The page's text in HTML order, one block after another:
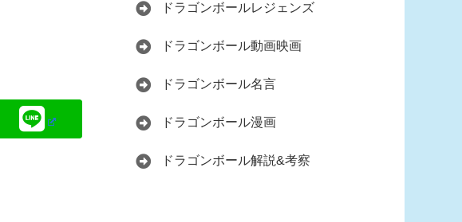
ドラゴンボールレジェンズ
ドラゴンボール動画映画
ドラゴンボール名言
ドラゴンボール漫画
ドラゴンボール解説&考察